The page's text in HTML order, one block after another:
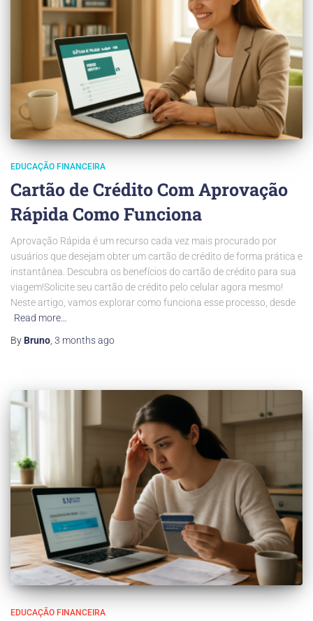
EDUCAÇÃO FINANCEIRA
Cartão de Crédito Com Aprovação
Rápida Como Funciona
Aprovação Rápida é um recurso cada vez mais procurado por
usuários que desejam obter um cartão de crédito de forma prática e
instantânea. Descubra os benefícios do cartão de crédito para sua
viagem!Solicite seu cartão de crédito pelo celular agora mesmo!
Neste artigo, vamos explorar como funciona esse processo, desde
Read more…
By Bruno, 3 monthsago
EDUCAÇÃO FINANCEIRA